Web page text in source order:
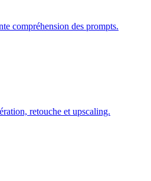
compréhension des prompts.
retouche et upscaling.